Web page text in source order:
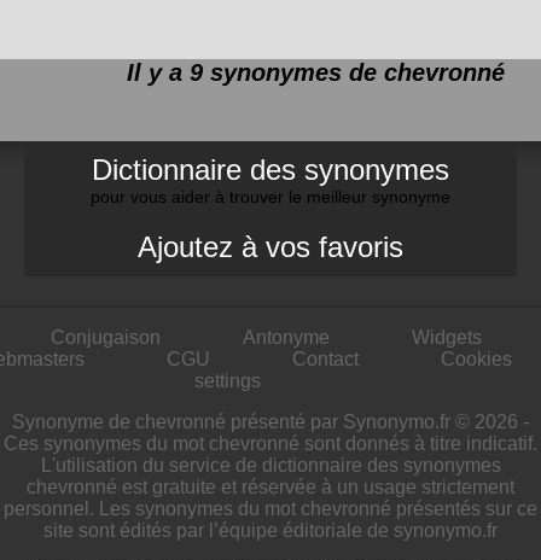
Il y a 9 synonymes de chevronné
Dictionnaire des synonymes
pour vous aider à trouver le meilleur synonyme
Ajoutez à vos favoris
Conjugaison Antonyme
Widgets
CGU Contact
Cookies
settings
Synonyme de chevronné présenté par Synonymo.fr © 2026 -
Ces synonymes du mot chevronné sont donnés à titre indicatif.
L'utilisation du service de dictionnaire des synonymes
chevronné est gratuite et réservée à un usage strictement
personnel. Les synonymes du mot chevronné présentés sur ce
site sont édités par l’équipe éditoriale de synonymo.fr